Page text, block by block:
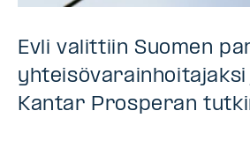
Evli valittiin Suomen
Kantar Prosperan